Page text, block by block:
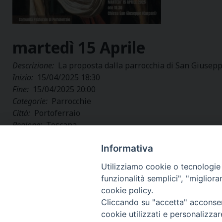
martedì 15 Aprile
Descrizione: La proposta dalla parrocchia di San
Inizio: 15/04/2025 18:30
Fine: 15/04/2025 20:00
Categorie: Parrocchie
Città: Portoferraio
Regione: Toscana
Informativa
Utilizziamo cookie o
funzionalità semplici",
cookie policy.
Cliccando su "accetta"
cookie utilizzati e